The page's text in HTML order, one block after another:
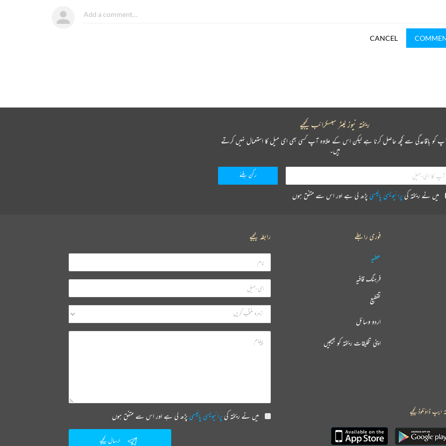
CANCEL
ریختہ نیوز لیٹر سبسکرائب کیجیے
کو باقاعدگی سے کچھ حاصل کرنا ہے لیکن اس کے علاوہ آپ کسی بھی ای میل کا استعمال نہیں کرتے
ہیں۔
میں نے ریختہ کیپرائیویسی پالیسیپڑھ لی ہے اور اس سے متفق ہوں
فوری رابطے
عطیہ
فرہنگ قافیہ
تقطیع
اردو وسائل
اپنی تخلیقات ریختہ کو بھیجیں
رابطہ کیجیے
میں نے ریختہ کیپرائیویسی پالیسیپڑھ لی ہے اور اس سے متفق ہوں
ارسال کیجیے
ایپ ڈاؤنلوڈ کیجیے